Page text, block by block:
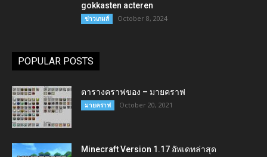
gokkasten acteren
ข่าวเกมส์ October 8, 2024
POPULAR POSTS
ตารางคราฟของ – มายคราฟ
มายคราฟ October 20, 2021
Minecraft Version 1.17 อัพเดทล่าสุด